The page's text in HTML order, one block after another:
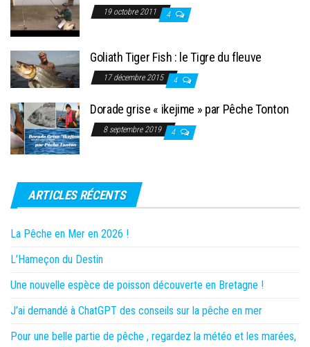
19 octobre 2011 4
Goliath Tiger Fish : le Tigre du fleuve
17 décembre 2015 4
Dorade grise « ikejime » par Pêche Tonton
8 septembre 2019 4
ARTICLES RÉCENTS
La Pêche en Mer en 2026 !
L’Hameçon du Destin
Une nouvelle espèce de poisson découverte en Bretagne !
J’ai demandé à ChatGPT des conseils sur la pêche en mer
Pour une belle partie de pêche , regardez la météo et les marées,